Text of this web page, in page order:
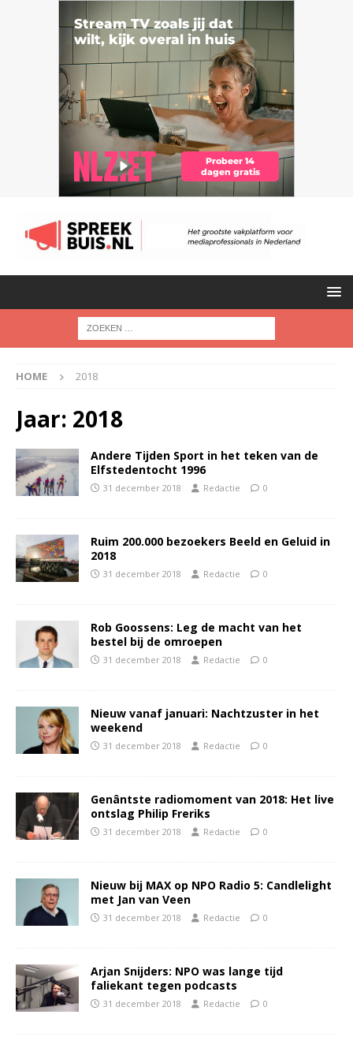
HOME 2018
Jaar: 2018
Andere Tijden Sport in het teken van de
Elfstedentocht 1996
31 december 2018 Redactie 0
Ruim 200.000 bezoekers Beeld en Geluid in
2018
31 december 2018 Redactie 0
Rob Goossens: Leg de macht van het
bestel bij de omroepen
31 december 2018 Redactie 0
Nieuw vanaf januari: Nachtzuster in het
weekend
31 december 2018 Redactie 0
Genântste radiomoment van 2018: Het live
ontslag Philip Freriks
31 december 2018 Redactie 0
Nieuw bij MAX op NPO Radio 5: Candlelight
met Jan van Veen
31 december 2018 Redactie 0
Arjan Snijders: NPO was lange tijd
faliekant tegen podcasts
31 december 2018 Redactie 0